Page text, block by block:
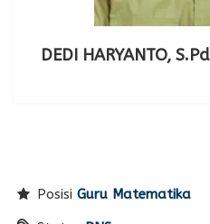
DEDI HARYANTO, S.Pd
Posisi Guru Matematika